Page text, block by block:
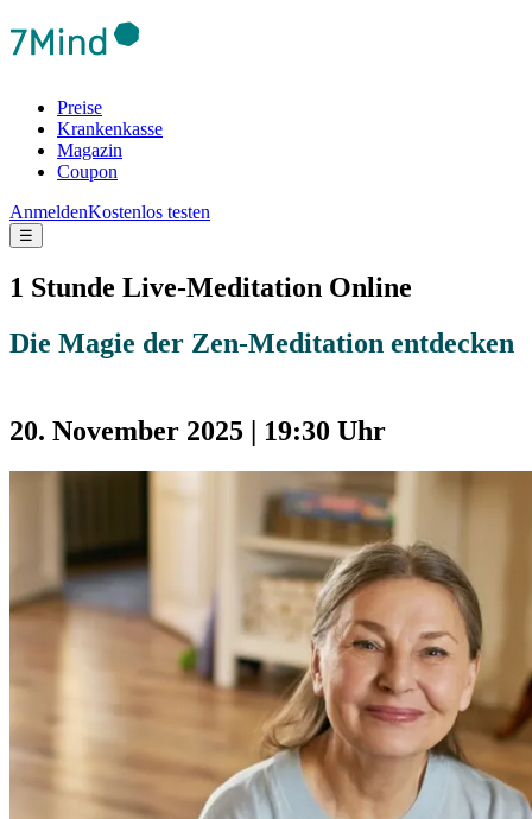
Preise
Krankenkasse
Magazin
Coupon
AnmeldenKostenlos testen
☰
1 Stunde Live-Meditation Online
Die Magie der Zen-Meditation entdecken
20. November 2025 | 19:30 Uhr